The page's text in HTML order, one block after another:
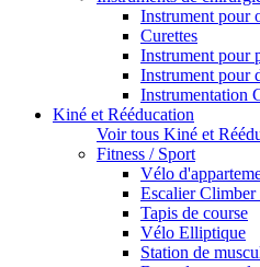
Instrument pour
Curettes
Instrument pour
Instrument pour
Instrumentation
Kiné et Rééducation
Voir tous Kiné et
Fitness / Sport
Vélo
Escalier Climber
Tapis de course
Vélo Elliptique
Station de